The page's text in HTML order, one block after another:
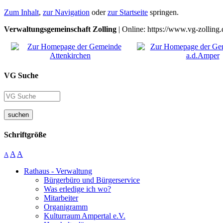
Zum Inhalt, zur Navigation oderzur Startseite springen.
Verwaltungsgemeinschaft Zolling | Online: https://www.vg-
VG Suche
suchen
Schriftgröße
A A A
Rathaus - Verwaltung
Bürgerbüro und Bürgerservice
Was erledige ich wo?
Mitarbeiter
Organigramm
Kulturraum Ampertal e.V.